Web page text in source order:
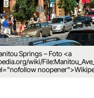
Springs – Foto <a
wiki/